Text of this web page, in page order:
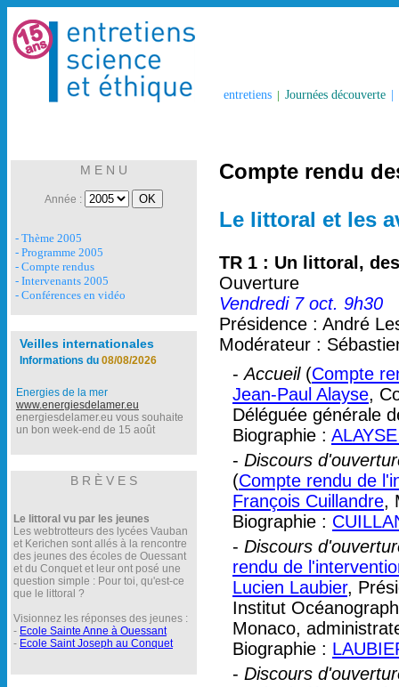
entretiens | Journées découverte
M E N U
Année :
- Thème 2005
- Programme 2005
- Compte rendus
- Intervenants 2005
- Conférences en vidéo
Veilles internationales
Informations du 08/08/2026
Energies de la mer
www.energiesdelamer.eu
energiesdelamer.eu vous souhaite
un bon week-end de 15 août
B R È V E S
Le littoral vu par les jeunes
Les webtrotteurs des lycées Vauban
et Kerichen sont allés à la rencontre
des jeunes des écoles de Ouessant
et du Conquet et leur ont posé une
question simple : Pour toi, qu'est-ce
que le littoral ?
Visionnez les réponses des jeunes :
- Ecole Sainte Anne à Ouessant
- Ecole Saint Joseph au Conquet
Compte rendu
Le littoral et les
TR 1 : Un littoral,
Ouverture
Vendredi 7 oct. 9h30
Présidence : André
Modérateur :
-Accueil(Compte
Jean-Paul Alayse,
Déléguée générale
Biographie :
- Discours
(Compte rendu de
François Cuillandre,
Biographie :
- Discours
rendu de
Lucien Laubier,
Institut
Monaco,
Biographie :
- Discours